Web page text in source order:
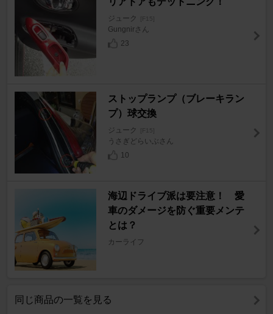
ジューク [F15]
Gungnirさん
23
ストップランプ（ブレーキラン
プ）球交換
ジューク [F15]
うさぎどらいぶさん
10
海辺ドライブ派は要注意！ 愛
車のダメージを防ぐ重要メンテ
とは？
カーライフ
同じ商品の一覧を見る